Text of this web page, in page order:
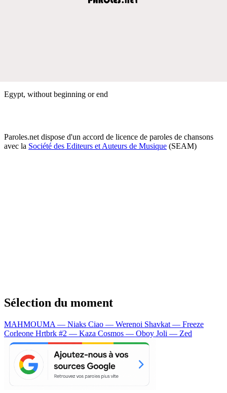
Egypt, without beginning or end
Paroles.net dispose d'un accord de licence de paroles de chansons
avec la Société des Editeurs et Auteurs de Musique (SEAM)
Sélection du moment
MAHMOUMA — Niaks Ciao — Werenoi Shavkat — Freeze
Corleone Hrtbrk #2 — Kaza Cosmos — Oboy Joli — Zed